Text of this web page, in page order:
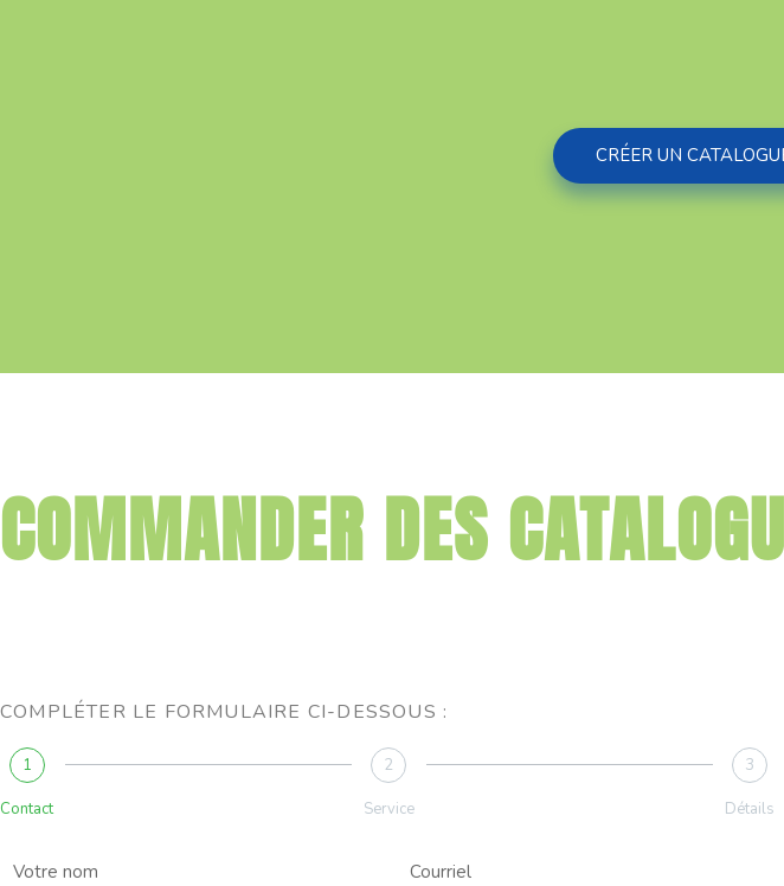
CRÉER UN
COMMANDER DES
COMPLÉTER LE FORMULAIRE CI-DESSOUS :
1
Contact
2
Service
3
Détails